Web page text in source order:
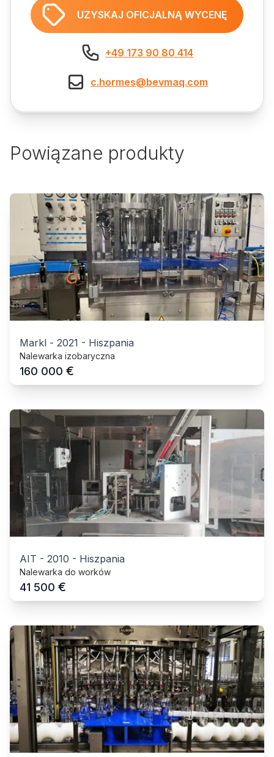
UZYSKAJ OFICJALNĄ WYCENĘ
+49 173 90 80 414
c.hormes@bevmaq.com
Powiązane produkty
Markl - 2021 - Hiszpania
Nalewarka izobaryczna
160 000 €
AIT - 2010 - Hiszpania
Nalewarka do worków
41 500 €